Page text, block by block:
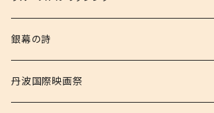
銀幕の詩
丹波国際映画祭